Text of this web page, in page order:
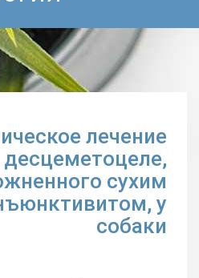
лечение
десцеметоцеле,
сухим
у
собаки